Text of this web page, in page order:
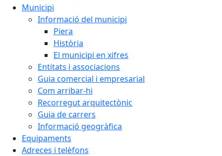
Municipi
Informació del municipi
Piera
Història
El municipi en xifres
Entitats i associacions
Guia comercial i empresarial
Com arribar-hi
Recorregut arquitectònic
Guia de carrers
Informació geogràfica
Equipaments
Adreces i telèfons